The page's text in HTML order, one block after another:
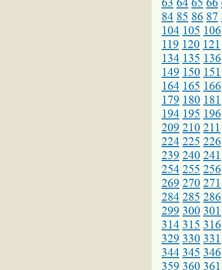
63 64 65 66
84 85 86 87
104 105 106
119 120 121
134 135 136
149 150 151
164 165 166
179 180 181
194 195 196
209 210 211
224 225 226
239 240 241
254 255 256
269 270 271
284 285 286
299 300 301
314 315 316
329 330 331
344 345 346
359 360 361